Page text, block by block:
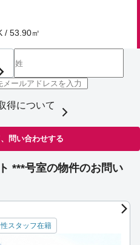
/ 53.90㎡
得について
問い合わせする
***号室の物件のお問い
スタッフ在籍